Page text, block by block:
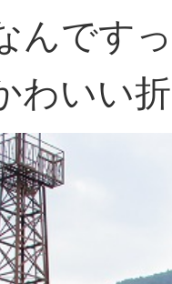
んです
わいい